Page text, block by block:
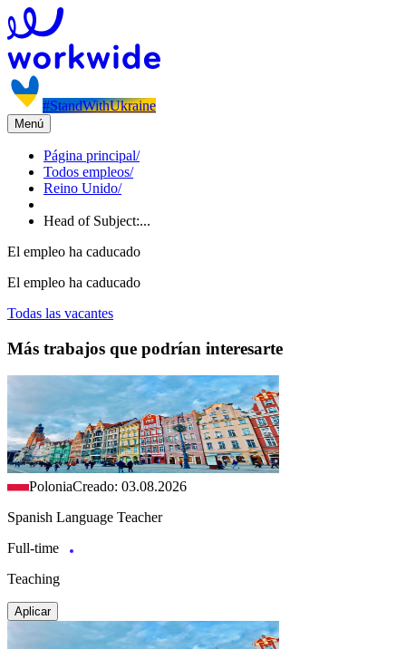
#StandWithUkraine
Menú
Página principal/
Todos empleos/
Reino Unido/
Head of Subject:...
El empleo ha caducado
El empleo ha caducado
Todas las vacantes
Más trabajos que podrían interesarte
PoloniaCreado: 03.08.2026
Spanish Language Teacher
Full-time
Teaching
Aplicar